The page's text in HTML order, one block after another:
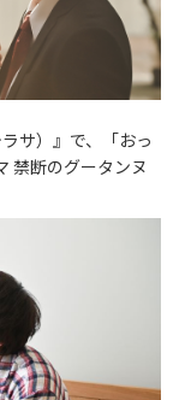
サ）』で、「おっ
禁断のグータンヌ